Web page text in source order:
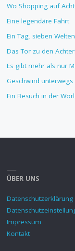
Wo Shopping auf
Eine legendäre Fahrt
Ein Tag, sieben
Das Tor zu den
Es gibt mehr als nur
Geschwind
Ein Besuch in der
ÜBER UNS
Datenschutzerklärung
Impressum
Kontakt